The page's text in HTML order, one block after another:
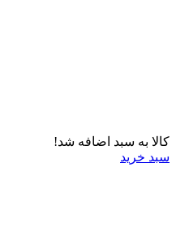
کالا به سبد اضافه شد!
سبد خرید